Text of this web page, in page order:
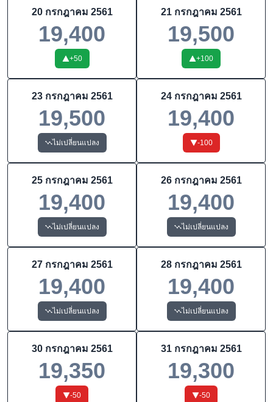
20 กรกฎาคม 2561
19,400
+50
21 กรกฎาคม 2561
19,500
+100
23 กรกฎาคม 2561
19,500
ไม่เปลี่ยนแปลง
24 กรกฎาคม 2561
19,400
-100
25 กรกฎาคม 2561
19,400
ไม่เปลี่ยนแปลง
26 กรกฎาคม 2561
19,400
ไม่เปลี่ยนแปลง
27 กรกฎาคม 2561
19,400
ไม่เปลี่ยนแปลง
28 กรกฎาคม 2561
19,400
ไม่เปลี่ยนแปลง
30 กรกฎาคม 2561
19,350
-50
31 กรกฎาคม 2561
19,300
-50